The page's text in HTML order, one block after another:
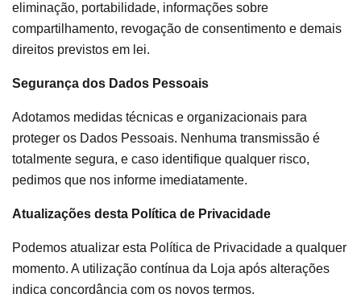
eliminação, portabilidade, informações sobre
compartilhamento, revogação de consentimento e demais
direitos previstos em lei.
Segurança dos Dados Pessoais
Adotamos medidas técnicas e organizacionais para
proteger os Dados Pessoais. Nenhuma transmissão é
totalmente segura, e caso identifique qualquer risco,
pedimos que nos informe imediatamente.
Atualizações desta Política de Privacidade
Podemos atualizar esta Política de Privacidade a qualquer
momento. A utilização contínua da Loja após alterações
indica concordância com os novos termos.